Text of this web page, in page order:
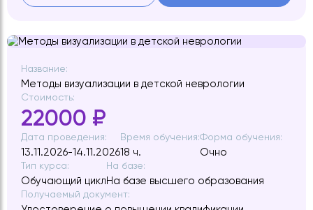
Название:
Методы визуализации в детской неврологии
Стоимость:
22000 ₽
Дата проведения:
13.11.2026-14.11.2026
Время обучения:
18 ч.
Форма обучения:
Очно
Тип курса:
Обучающий цикл
На базе:
На базе высшего образования
Получаемый документ: